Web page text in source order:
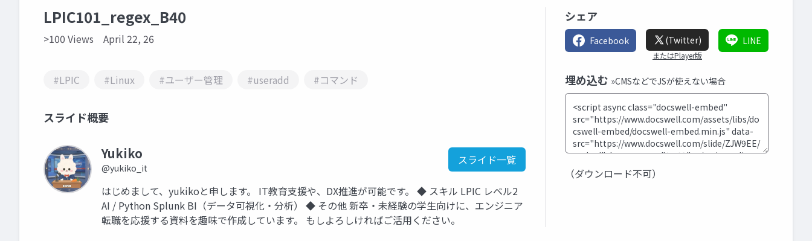
LPIC101_regex_B40
>100 Views April 22, 26
#LPIC #Linux #ユーザー管理 #useradd #コマンド
スライド概要
Yukiko
@yukiko_it
スライド一覧
はじめまして、yukikoと申します。 IT教育支援や、DX推進が可能です。 ◆ スキル LPIC レベル2
AI / Python Splunk BI（データ可視化・分析） ◆ その他 新卒・未経験の学生向けに、エンジニア
転職を応援する資料を趣味で作成しています。 もしよろしければご活用ください。
シェア
Facebook (Twitter)
またはPlayer版
LINE
埋め込む »CMSなどでJSが使えない場合
（ダウンロード不可）